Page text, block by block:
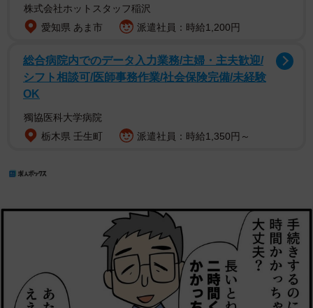
株式会社ホットスタッフ稲沢
愛知県 あま市
派遣社員：時給1,200円
総合病院内でのデータ入力業務/主婦・主夫歓迎/
シフト相談可/医師事務作業/社会保険完備/未経験
OK
獨協医科大学病院
栃木県 壬生町
派遣社員：時給1,350円～